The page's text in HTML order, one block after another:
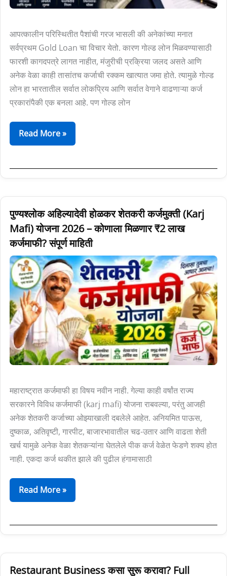
आपत्कालीन परिस्थितीत पैशांची गरज भासली की अनेकांच्या मनात
सर्वप्रथम Gold Loan चा विचार येतो. कारण गोल्ड लोन मिळवण्यासाठी
फारशी कागदपत्रे लागत नाहीत, मंजुरीची प्रक्रिया जलद असते आणि
अनेक वेळा काही तासांतच कर्जाची रक्कम खात्यात जमा होते. त्यामुळे गोल्ड
लोन हा भारतातील सर्वात लोकप्रिय आणि सर्वात वेगाने वाढणाऱ्या कर्ज
प्रकारांपैकी एक बनला आहे. पण गोल्ड लोन
सोनं
येऊ
शकतं!
Read More »
पुण्यश्लोक अहिल्यादेवी होळकर शेतकरी कर्जमुक्ती (Karj
Mafi) योजना 2026 – कोणाला मिळणार ₹2 लाख
कर्जमाफी? संपूर्ण माहिती
महाराष्ट्रात कर्जमाफी हा विषय नवीन नाही. गेल्या काही वर्षांत राज्य
सरकारने विविध कर्जमाफी (karj mafi) योजना राबवल्या, परंतु आजही
अनेक शेतकरी कर्जाच्या ओझ्याखाली दबलेले आहेत. अनियमित पाऊस,
दुष्काळ, अतिवृष्टी, गारपीट, बाजारभावातील चढ-उतार आणि वाढता शेती
खर्च यामुळे अनेक वेळा शेतकऱ्यांना घेतलेले पीक कर्ज वेळेत फेडणे शक्य होत
नाही. एकदा कर्ज थकीत झाले की पुढील हंगामासाठी
पुण्यश्लोक
अहिल्यादेवी
होळकर
शेतकरी
कर्जमुक्ती
(Karj
Mafi)
योजना
2026
कोणाला
मिळणार
लाख
कर्जमाफी?
संपूर्ण
माहिती
Read More »
Restaurant Business कसा सुरू करावा? Full
Restaurant